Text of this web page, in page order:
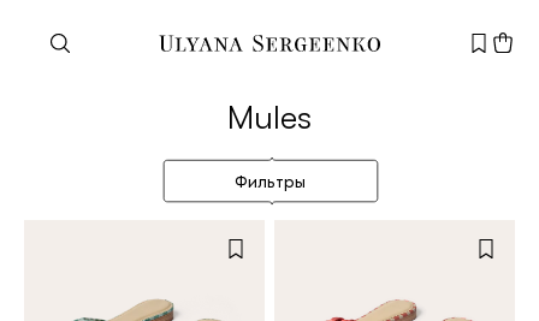
Need help?
Customer service+7 495 105 70 25
support@ulyanasergeenko.com
Mules
Фильтры